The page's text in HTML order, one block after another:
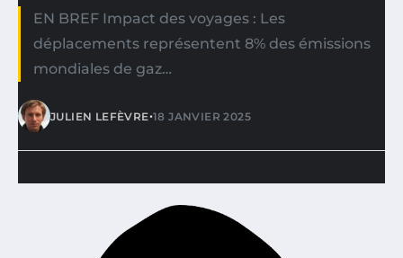
EN BREF Impact des voyages : Les
déplacements représentent 8% des émissions
mondiales de gaz…
JULIEN LEFÈVRE•18 JANVIER 2025